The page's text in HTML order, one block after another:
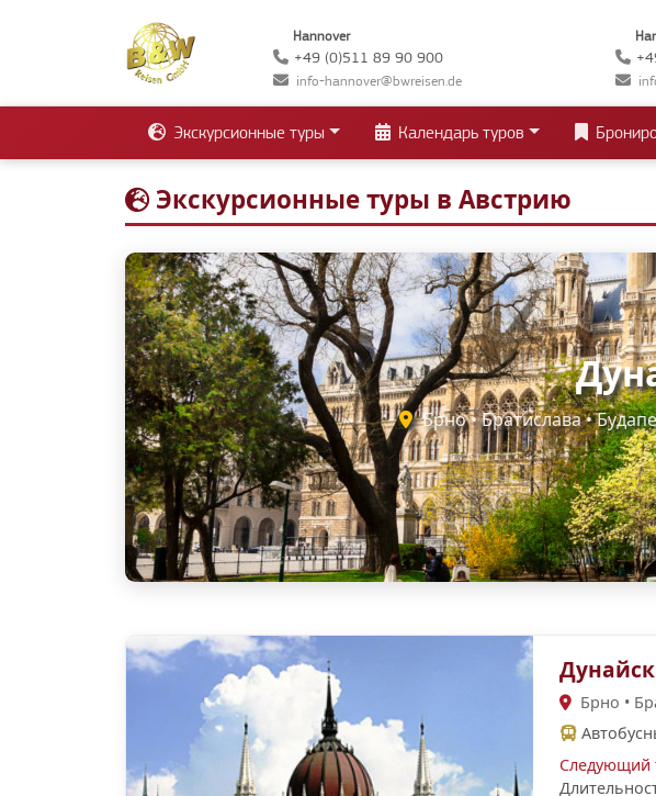
Hannover
+49 (0)511 89 90 900
info-hannover@bwreisen.de
Экскурсионные туры Календарь туров
Экскурсионные туры в Австрию
Брно • Братислава •
Брно •
Следующий